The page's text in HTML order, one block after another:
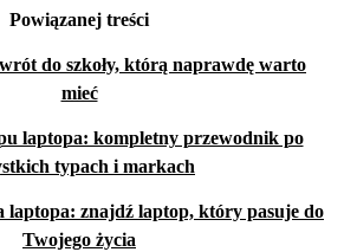
Powiązanej treści
do szkoły, którą naprawdę warto
mieć
laptopa: kompletny przewodnik po
typach i markach
znajdź laptop, który pasuje do
Twojego życia